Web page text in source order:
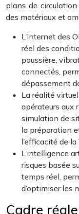
plans de
des matériaux et
L’Internet des
réel des
poussière,
connectés,
dépassement
La réalité
opérateurs aux
simulation de
la préparation
l’efficacité de
L’intelligence
risques basée
temps réel,
d’optimiser les
Cadre